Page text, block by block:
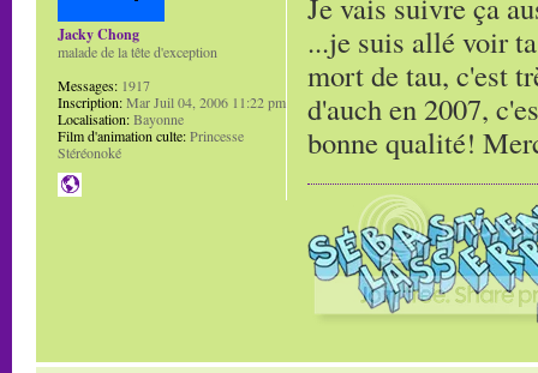
...je suis allé voir
mort de tau, c'est
d'auch en 2007,
bonne qualité!
Jacky Chong
malade de la tête d'exception
Messages: 1917
Inscription:Mar Juil 04, 2006 11:22 pm
Localisation:Bayonne
Film d'animation culte:Princesse
Stéréonoké